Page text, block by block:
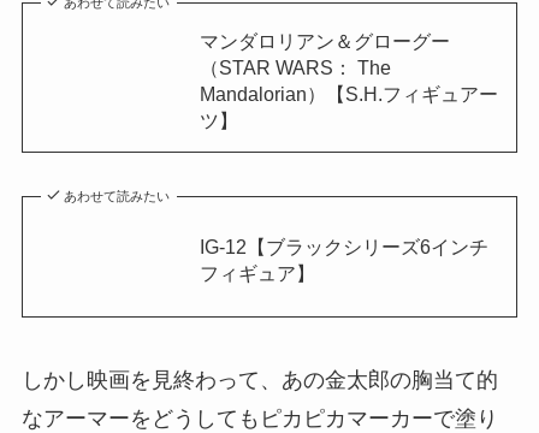
あわせて読みたい
マンダロリアン＆グローグー
（STAR WARS： The
Mandalorian）【S.H.フィギュアー
ツ】
あわせて読みたい
IG-12【ブラックシリーズ6インチ
フィギュア】
しかし映画を見終わって、あの金太郎の胸当て的
なアーマーをどうしてもピカピカマーカーで塗り